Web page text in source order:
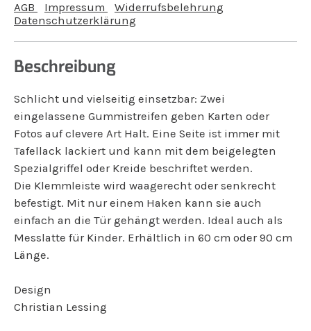
AGB
Impressum
Widerrufsbelehrung
Datenschutzerklärung
Beschreibung
Schlicht und vielseitig einsetzbar: Zwei
eingelassene Gummistreifen geben Karten oder
Fotos auf clevere Art Halt. Eine Seite ist immer mit
Tafellack lackiert und kann mit dem beigelegten
Spezialgriffel oder Kreide beschriftet werden.
Die Klemmleiste wird waagerecht oder senkrecht
befestigt. Mit nur einem Haken kann sie auch
einfach an die Tür gehängt werden. Ideal auch als
Messlatte für Kinder. Erhältlich in 60 cm oder 90 cm
Länge.
Design
Christian Lessing